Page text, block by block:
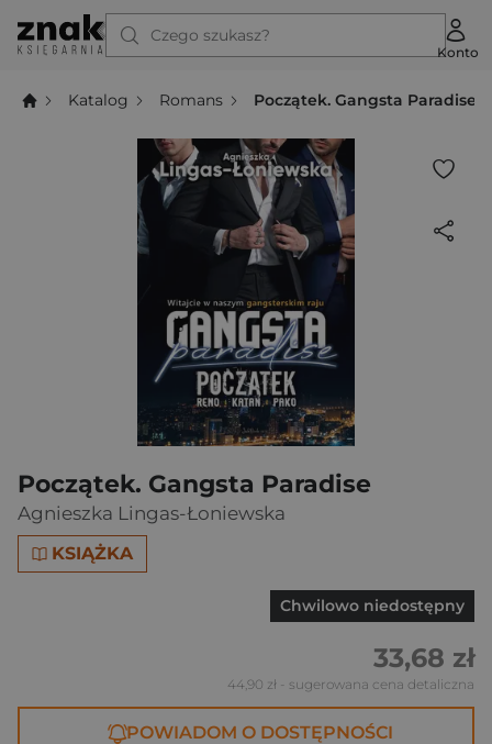
Czego szukasz?
Konto
Katalog Romans Początek. Gangsta Paradise
Początek. Gangsta Paradise
Agnieszka Lingas-Łoniewska
KSIĄŻKA
Chwilowo niedostępny
33,68 zł
44,90 zł - sugerowana cena detaliczna
POWIADOM O DOSTĘPNOŚCI